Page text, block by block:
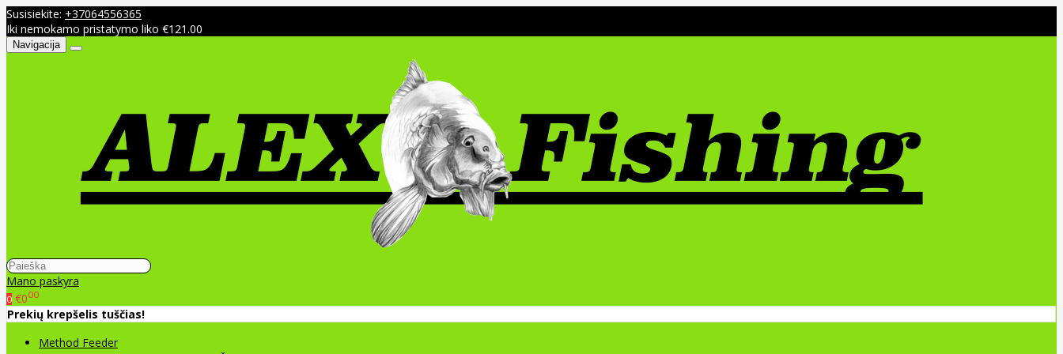
Susisiekite: +37064556365
Iki nemokamo pristatymo liko €121.00
Navigacija
Mano paskyra
0 €000
Prekių krepšelis tuščias!
Method Feeder